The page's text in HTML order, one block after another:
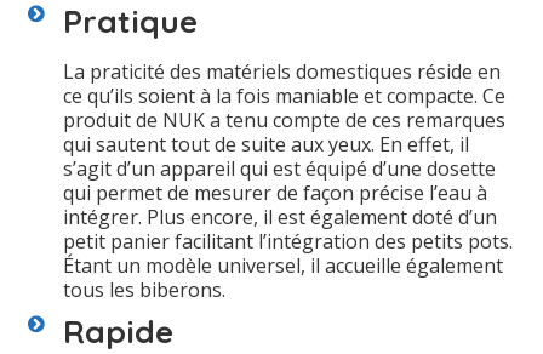
Pratique
La praticité des matériels domestiques réside en
ce qu’ils soient à la fois maniable et compacte. Ce
produit de NUK a tenu compte de ces remarques
qui sautent tout de suite aux yeux. En effet, il
s’agit d’un appareil qui est équipé d’une dosette
qui permet de mesurer de façon précise l’eau à
intégrer. Plus encore, il est également doté d’un
petit panier facilitant l’intégration des petits pots.
Étant un modèle universel, il accueille également
tous les biberons.
Rapide